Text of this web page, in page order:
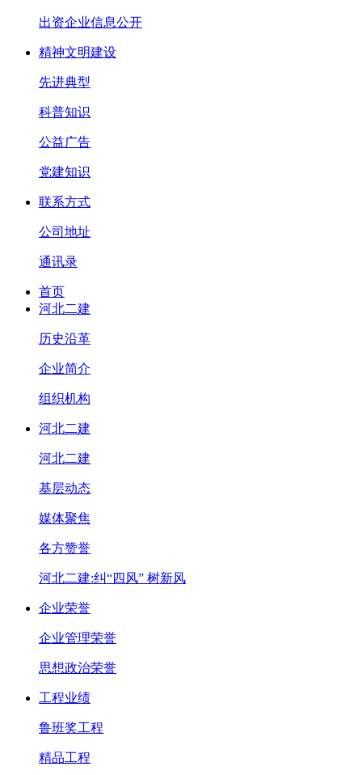
出资企业信息公开
精神文明建设
先进典型
科普知识
公益广告
党建知识
联系方式
公司地址
通讯录
首页
河北二建
历史沿革
企业简介
组织机构
河北二建
河北二建
基层动态
媒体聚焦
各方赞誉
河北二建:纠“四风” 树新风
企业荣誉
企业管理荣誉
思想政治荣誉
工程业绩
鲁班奖工程
精品工程